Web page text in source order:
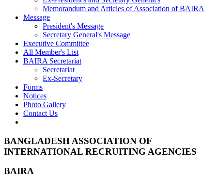
Memorandum and Articles of Association of BAIRA
Message
President's Message
Secretary General's Message
Executive Committee
All Member's List
BAIRA Secretariat
Secretariat
Ex-Secretary
Forms
Notices
Photo Gallery
Contact Us
BANGLADESH ASSOCIATION OF
INTERNATIONAL RECRUITING AGENCIES
BAIRA